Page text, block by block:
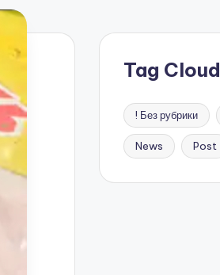
Tag Cloud
! Без рубрики
News Post